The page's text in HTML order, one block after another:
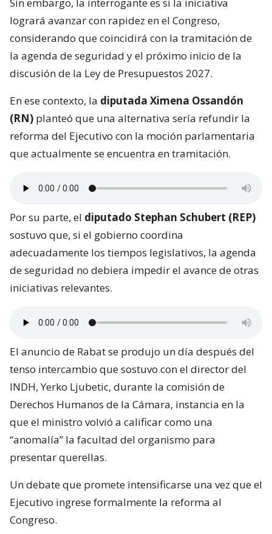
Sin embargo, la interrogante es si la iniciativa
logrará avanzar con rapidez en el Congreso,
considerando que coincidirá con la tramitación de
la agenda de seguridad y el próximo inicio de la
discusión de la Ley de Presupuestos 2027.
En ese contexto, la diputada Ximena Ossandón
(RN) planteó que una alternativa sería refundir la
reforma del Ejecutivo con la moción parlamentaria
que actualmente se encuentra en tramitación.
Por su parte, el diputado Stephan Schubert (REP)
sostuvo que, si el gobierno coordina
adecuadamente los tiempos legislativos, la agenda
de seguridad no debiera impedir el avance de otras
iniciativas relevantes.
El anuncio de Rabat se produjo un día después del
tenso intercambio que sostuvo con el director del
INDH, Yerko Ljubetic, durante la comisión de
Derechos Humanos de la Cámara, instancia en la
que el ministro volvió a calificar como una
“anomalía” la facultad del organismo para
presentar querellas.
Un debate que promete intensificarse una vez que el
Ejecutivo ingrese formalmente la reforma al
Congreso.